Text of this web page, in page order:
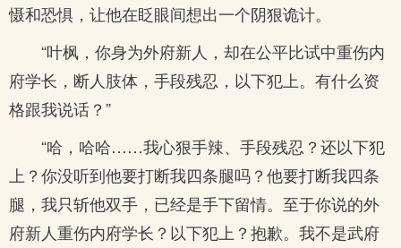
慑和恐惧，让他在眨眼间想出一个阴狠诡计。
“叶枫，你身为外府新人，却在公平比试中重伤内
府学长，断人肢体，手段残忍，以下犯上。有什么资
格跟我说话？”
“哈，哈哈……我心狠手辣、手段残忍？还以下犯
上？你没听到他要打断我四条腿吗？他要打断我四条
腿，我只斩他双手，已经是手下留情。至于你说的外
府新人重伤内府学长？以下犯上？抱歉。我不是武府